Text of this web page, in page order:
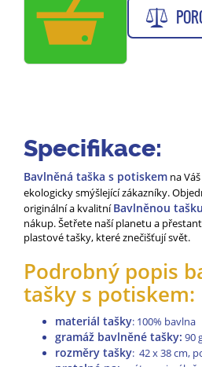
Specifikace:
Bavlněná taška s potiskem na
ekologicky smýšlející zákazníky.
originální a kvalitníBavlněnou tašku
nákup. Šetřete naší planetu a
plastové tašky, které znečišťují svět.
Podrobný popis
tašky s potiskem:
materiál tašky: 100% bavlna
gramáž bavlněné tašky: 90
rozměry tašky: 42 x 38 cm,